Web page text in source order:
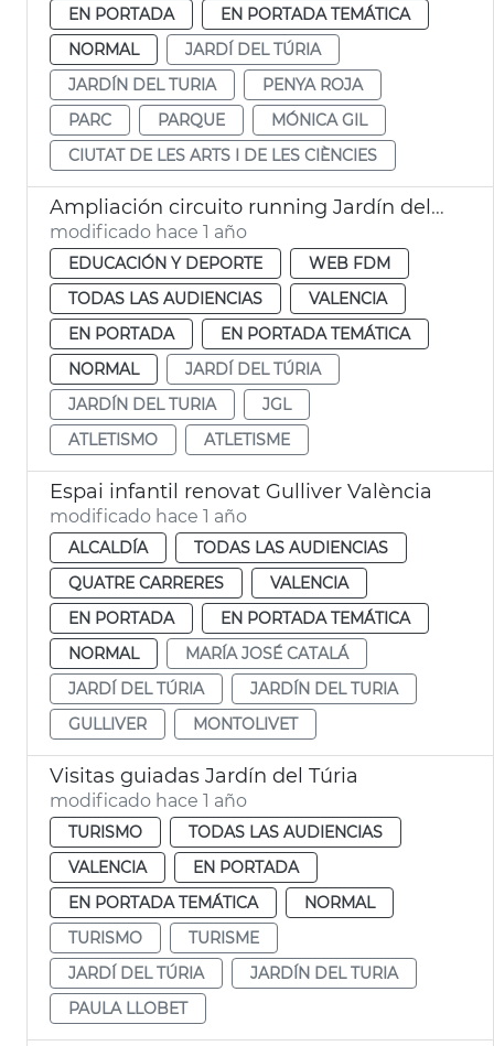
EN PORTADA
EN PORTADA TEMÁTICA
NORMAL
JARDÍ DEL TÚRIA
JARDÍN DEL TURIA
PENYA ROJA
PARC
PARQUE
MÓNICA GIL
CIUTAT DE LES ARTS I DE LES CIÈNCIES
Ampliación circuito running Jardín del Turia València JGL
modificado hace 1 año
EDUCACIÓN Y DEPORTE
WEB FDM
TODAS LAS AUDIENCIAS
VALENCIA
EN PORTADA
EN PORTADA TEMÁTICA
NORMAL
JARDÍ DEL TÚRIA
JARDÍN DEL TURIA
JGL
ATLETISMO
ATLETISME
Espai infantil renovat Gulliver València
modificado hace 1 año
ALCALDÍA
TODAS LAS AUDIENCIAS
QUATRE CARRERES
VALENCIA
EN PORTADA
EN PORTADA TEMÁTICA
NORMAL
MARÍA JOSÉ CATALÁ
JARDÍ DEL TÚRIA
JARDÍN DEL TURIA
GULLIVER
MONTOLIVET
Visitas guiadas Jardín del Túria
modificado hace 1 año
TURISMO
TODAS LAS AUDIENCIAS
VALENCIA
EN PORTADA
EN PORTADA TEMÁTICA
NORMAL
TURISMO
TURISME
JARDÍ DEL TÚRIA
JARDÍN DEL TURIA
PAULA LLOBET